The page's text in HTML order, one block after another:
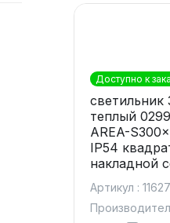
Доступно к
светильник
теплый
AREA-
IP54
накладной
Артикул :